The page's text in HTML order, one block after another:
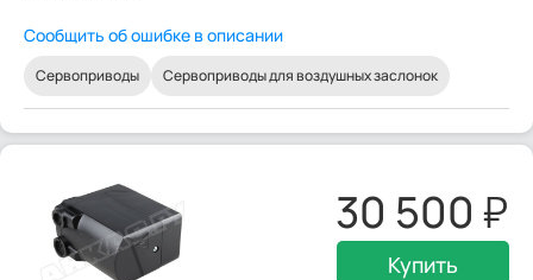
Сообщить об ошибке в описании
Сервоприводы Сервоприводы для воздушных заслонок
30 500
Купить